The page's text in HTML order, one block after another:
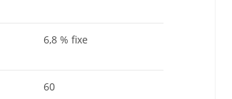
6,8 % fixe
60